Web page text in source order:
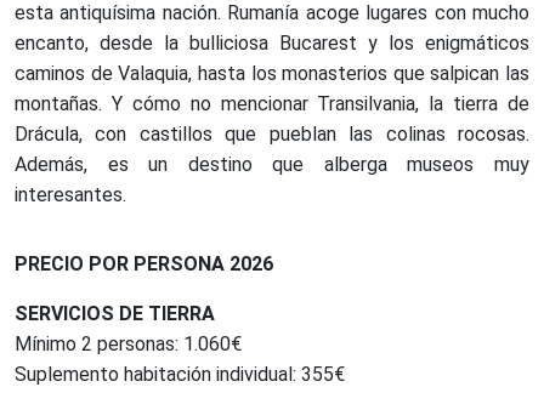
esta antiquísima nación. Rumanía acoge lugares con mucho
encanto, desde la bulliciosa Bucarest y los enigmáticos
caminos de Valaquia, hasta los monasterios que salpican las
montañas. Y cómo no mencionar Transilvania, la tierra de
Drácula, con castillos que pueblan las colinas rocosas.
Además, es un destino que alberga museos muy
interesantes.
PRECIO POR PERSONA 2026
SERVICIOS DE TIERRA
Mínimo 2 personas: 1.060€
Suplemento habitación individual: 355€